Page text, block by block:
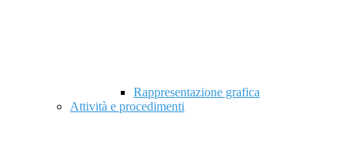
Rappresentazione grafica
Attività e procedimenti